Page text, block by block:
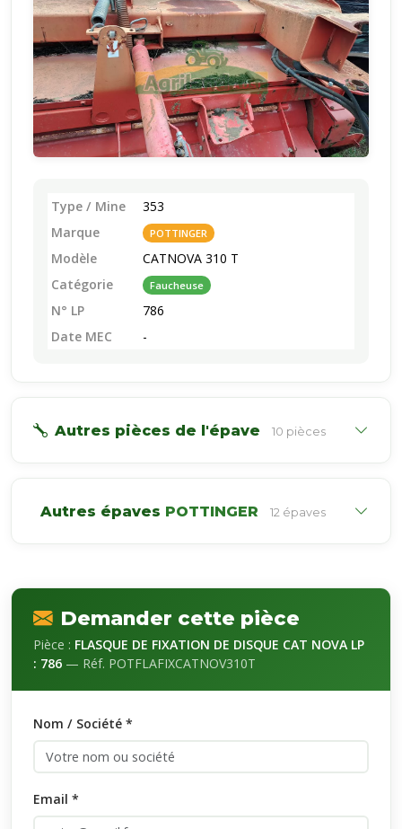
Type / Mine
353
Marque
POTTINGER
Modèle
CATNOVA 310 T
Catégorie
Faucheuse
N° LP
786
Date MEC
-
Autres pièces de l'épave 10 pièces
Autres épaves POTTINGER 12 épaves
Demander cette pièce
Pièce : FLASQUE DE FIXATION DE DISQUE CAT NOVA LP
: 786 — Réf. POTFLAFIXCATNOV310T
Nom / Société *
Email *